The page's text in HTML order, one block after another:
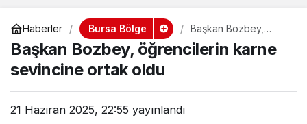
Haberler Bursa Bölge
Başkan Bozbey,
öğrencilerin karne
sevincine ortak oldu
Başkan Bozbey, öğrencilerin karne
sevincine ortak oldu
21 Haziran 2025, 22:55 yayınlandı